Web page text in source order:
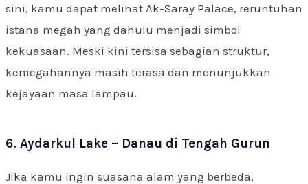
sini, kamu dapat melihat Ak-Saray Palace, reruntuhan
istana megah yang dahulu menjadi simbol
kekuasaan. Meski kini tersisa sebagian struktur,
kemegahannya masih terasa dan menunjukkan
kejayaan masa lampau.
6. Aydarkul Lake – Danau di Tengah Gurun
Jika kamu ingin suasana alam yang berbeda,